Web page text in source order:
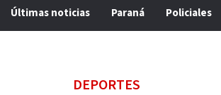
Últimas noticias Paraná Policiales
DEPORTES